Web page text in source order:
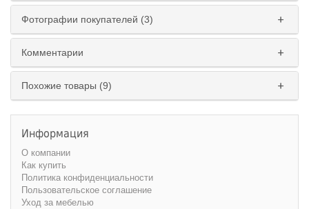
левое правое
Фотографии покупателей (3)
Комментарии
Похожие товары (9)
Информация
О компании
Как купить
Политика конфиденциальности
Пользовательское соглашение
Уход за мебелью